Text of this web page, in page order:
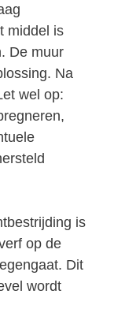
middel is
De muur
Na
wel op:
is
op de
Dit
wordt